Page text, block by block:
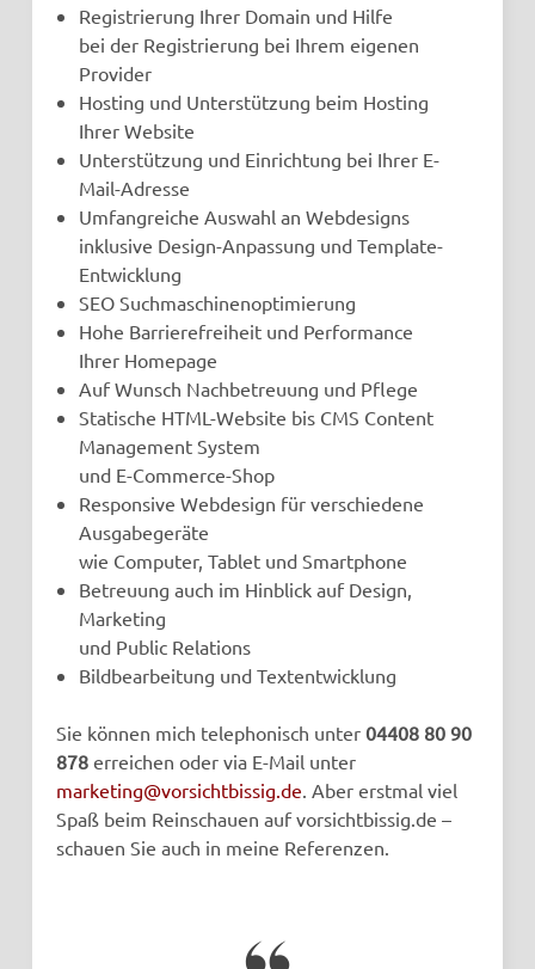
Registrierung Ihrer Domain und Hilfe
bei der Registrierung bei Ihrem eigenen
Provider
Hosting und Unterstützung beim Hosting
Ihrer Website
Unterstützung und Einrichtung bei Ihrer E-
Mail-Adresse
Umfangreiche Auswahl an Webdesigns
inklusive Design-Anpassung und Template-
Entwicklung
SEO Suchmaschinenoptimierung
Hohe Barrierefreiheit und Performance
Ihrer Homepage
Auf Wunsch Nachbetreuung und Pflege
Statische HTML-Website bis CMS Content
Management System
und E-Commerce-Shop
Responsive Webdesign für verschiedene
Ausgabegeräte
wie Computer, Tablet und Smartphone
Betreuung auch im Hinblick auf Design,
Marketing
und Public Relations
Bildbearbeitung und Textentwicklung
Sie können mich telephonisch unter04408 80 90
878 erreichen oder via E-Mail unter
marketing@vorsichtbissig.de. Aber erstmal viel
Spaß beim Reinschauen auf vorsichtbissig.de –
schauen Sie auch in meine Referenzen.